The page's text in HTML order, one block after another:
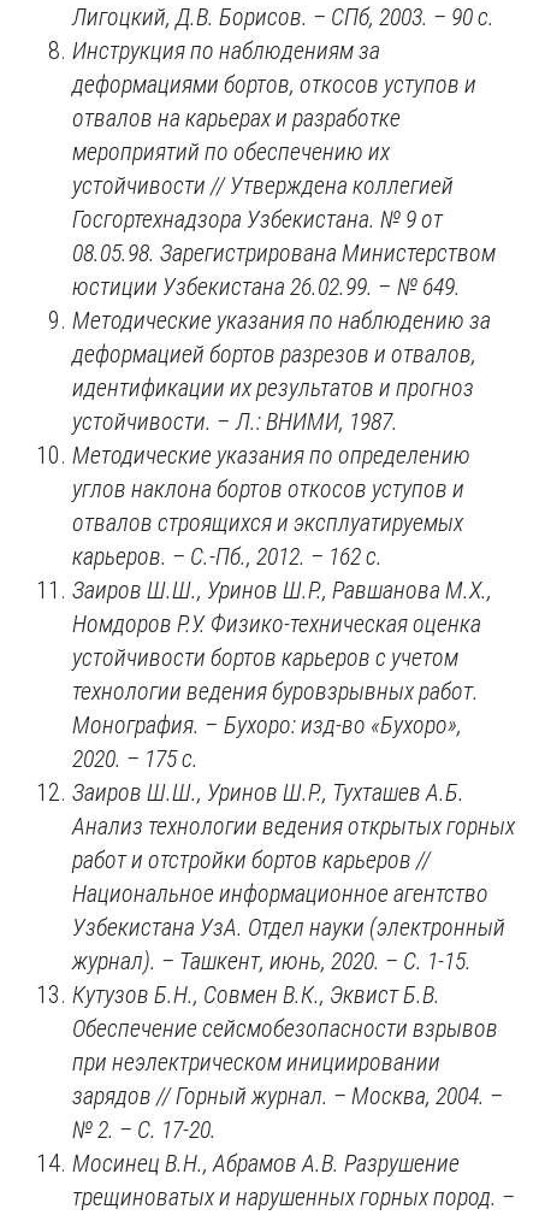
Лигоцкий, Д.В. Борисов. – СПб, 2003. – 90 с.
Инструкция по наблюдениям за
деформациями бортов, откосов уступов и
отвалов на карьерах и разработке
мероприятий по обеспечению их
устойчивости // Утверждена коллегией
Госгортехнадзора Узбекистана. № 9 от
08.05.98. Зарегистрирована Министерством
юстиции Узбекистана 26.02.99. – № 649.
Методические указания по наблюдению за
деформацией бортов разрезов и отвалов,
идентификации их результатов и прогноз
устойчивости. – Л.: ВНИМИ, 1987.
Методические указания по определению
углов наклона бортов откосов уступов и
отвалов строящихся и эксплуатируемых
карьеров. – С.-Пб., 2012. – 162 с.
Заиров Ш.Ш., Уринов Ш.Р., Равшанова М.Х.,
Номдоров Р.У. Физико-техническая оценка
устойчивости бортов карьеров с учетом
технологии ведения буровзрывных работ.
Монография. – Бухоро: изд-во «Бухоро»,
2020. – 175 с.
Заиров Ш.Ш., Уринов Ш.Р., Тухташев А.Б.
Анализ технологии ведения открытых горных
работ и отстройки бортов карьеров //
Национальное информационное агентство
Узбекистана УзА. Отдел науки (электронный
журнал). – Ташкент, июнь, 2020. – С. 1-15.
Кутузов Б.Н., Совмен В.К., Эквист Б.В.
Обеспечение сейсмобезопасности взрывов
при неэлектрическом инициировании
зарядов // Горный журнал. – Москва, 2004. –
№ 2. – С. 17-20.
Мосинец В.Н., Абрамов А.В. Разрушение
трещиноватых и нарушенных горных пород. –